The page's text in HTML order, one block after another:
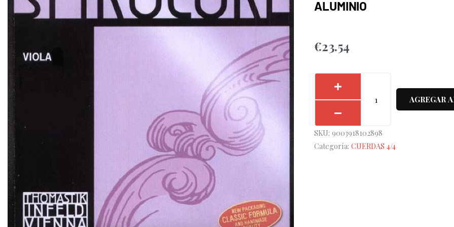
ALUMINIO
€23.54
Spirocore
AGREGAR
SKU: 9003918102898
Categoría: CUERDAS 4/4